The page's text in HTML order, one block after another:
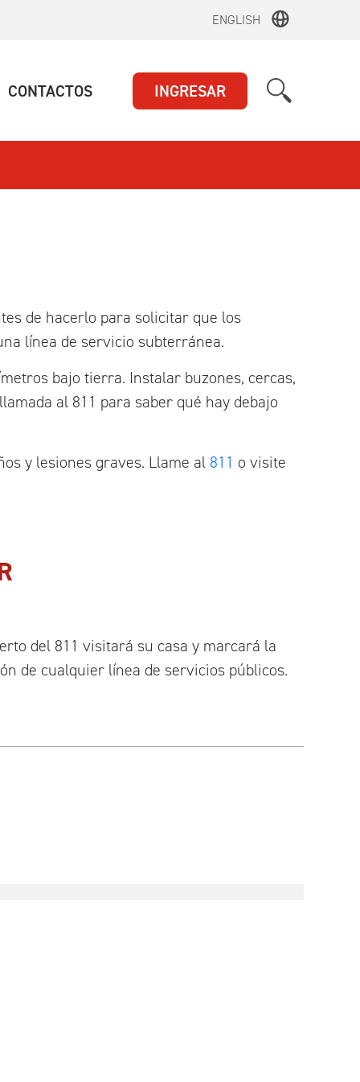
ENGLISH
CONTACTOS(ACTUAL)INGRESAR
de hacerlo para solicitar que los
línea de servicio subterránea.
bajo tierra. Instalar buzones, cercas,
al 811 para saber qué hay debajo
y lesiones graves. Llame al 811 o visite
del 811 visitará su casa y marcará la
de cualquier línea de servicios públicos.